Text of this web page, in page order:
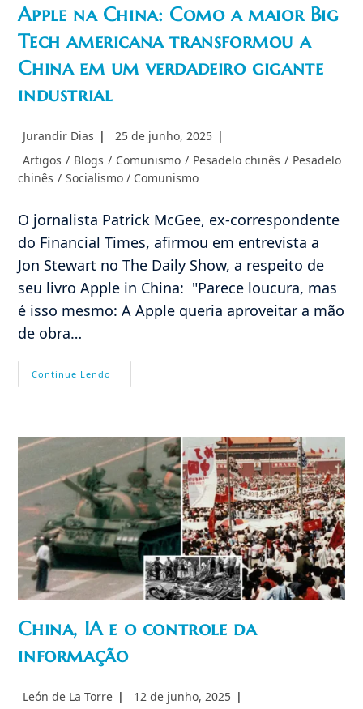
Apple na China: Como a maior Big
Tech americana transformou a
China em um verdadeiro gigante
industrial
Autor
post:
Jurandir Dias
Post
25 de junho, 2025
Categoria
do
Artigos / Blogs / Comunismo / Pesadelo chinês / Pesadelo
chinês / Socialismo / Comunismo
O jornalista Patrick McGee, ex-correspondente
do Financial Times, afirmou em entrevista a
Jon Stewart no The Daily Show, a respeito de
seu livro Apple in China: "Parece loucura, mas
é isso mesmo: A Apple queria aproveitar a mão
de obra…
Continue Lendo
Na
Big
Tech
Americana
Transformou
A
China
Em
Um
Verdadeiro
Gigante
Industrial
China, IA e o controle da
informação
Autor
León de La Torre
Post
12 de junho, 2025